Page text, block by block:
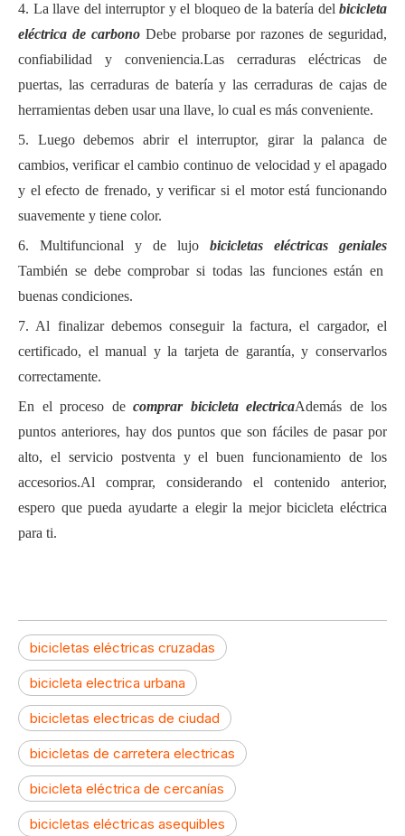
4. La llave del interruptor y el bloqueo de la batería del bicicleta
eléctrica de carbono Debe probarse por razones de seguridad,
confiabilidad y conveniencia.Las cerraduras eléctricas de
puertas, las cerraduras de batería y las cerraduras de cajas de
herramientas deben usar una llave, lo cual es más conveniente.
5. Luego debemos abrir el interruptor, girar la palanca de
cambios, verificar el cambio continuo de velocidad y el apagado
y el efecto de frenado, y verificar si el motor está funcionando
suavemente y tiene color.
6. Multifuncional y de lujo bicicletas eléctricas geniales
También se debe comprobar si todas las funciones están en
buenas condiciones.
7. Al finalizar debemos conseguir la factura, el cargador, el
certificado, el manual y la tarjeta de garantía, y conservarlos
correctamente.
En el proceso de comprar bicicleta electricaAdemás de los
puntos anteriores, hay dos puntos que son fáciles de pasar por
alto, el servicio postventa y el buen funcionamiento de los
accesorios.Al comprar, considerando el contenido anterior,
espero que pueda ayudarte a elegir la mejor bicicleta eléctrica
para ti.
bicicletas eléctricas cruzadas
bicicleta electrica urbana
bicicletas electricas de ciudad
bicicletas de carretera electricas
bicicleta eléctrica de cercanías
bicicletas eléctricas asequibles